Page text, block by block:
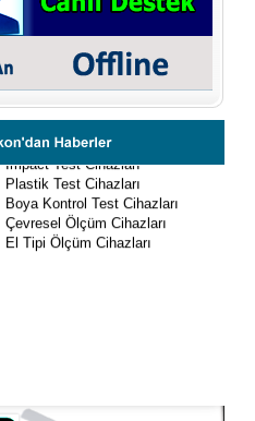
Mikroskoplar
Numune Hazırlama Cihazları
Video Ölçüm Sistemleri
Çekme Kopma Test Cihazları
Beton Test Cihazları
Impact Test Cihazları
Plastik Test Cihazları
Boya Kontrol Test Cihazları
Çevresel Ölçüm Cihazları
El Tipi Ölçüm Cihazları